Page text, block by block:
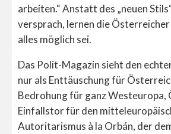
arbeiten.“ Anstatt des „neuen
versprach, lernen die
alles möglich sei.
Das Polit-Magazin sieht den
nur als Enttäuschung für
Bedrohung für ganz Westeuropa,
Einfallstor für den
Autoritarismus à la Orbán, der